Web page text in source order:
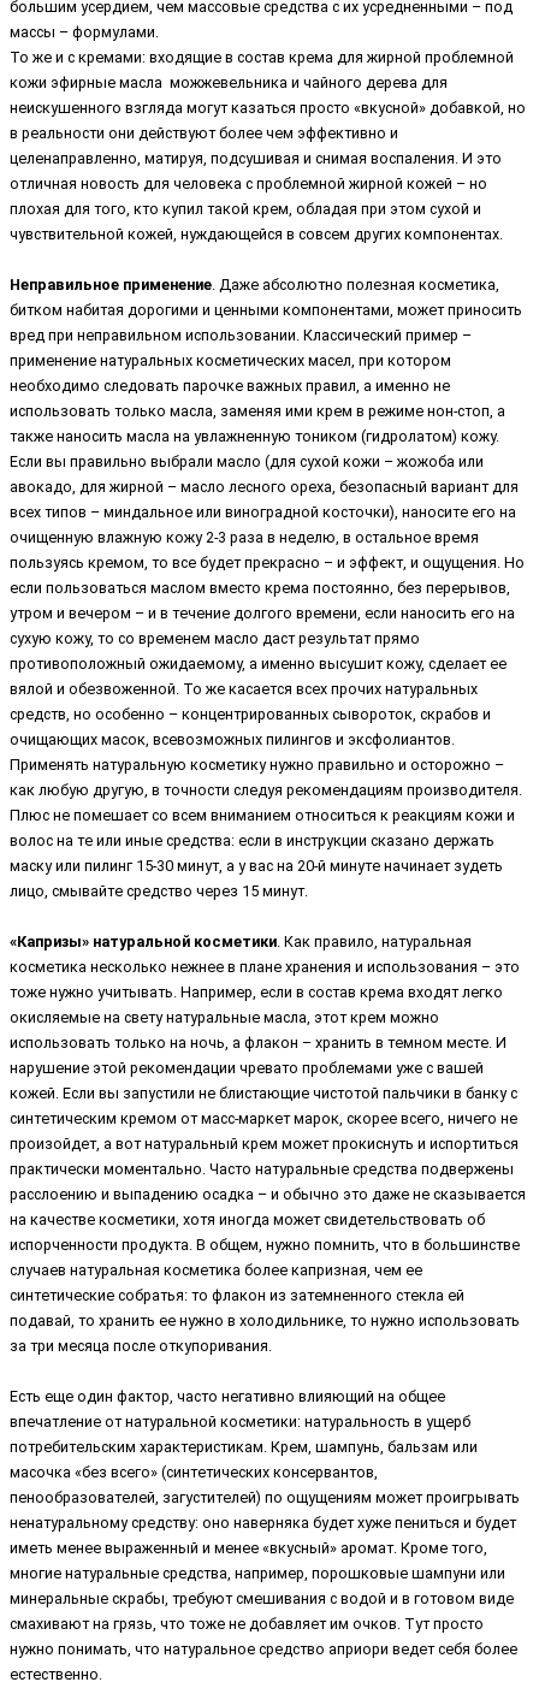
большим усердием, чем массовые средства с их усредненными – под
массы – формулами.
То же и с кремами: входящие в состав крема для жирной проблемной
кожи эфирные масла можжевельника и чайного дерева для
неискушенного взгляда могут казаться просто «вкусной» добавкой, но
в реальности они действуют более чем эффективно и
целенаправленно, матируя, подсушивая и снимая воспаления. И это
отличная новость для человека с проблемной жирной кожей – но
плохая для того, кто купил такой крем, обладая при этом сухой и
чувствительной кожей, нуждающейся в совсем других компонентах.
Неправильное применение . Даже абсолютно полезная косметика,
битком набитая дорогими и ценными компонентами, может приносить
вред при неправильном использовании. Классический пример –
применение натуральных косметических масел, при котором
необходимо следовать парочке важных правил, а именно не
использовать только масла, заменяя ими крем в режиме нон-стоп, а
также наносить масла на увлажненную тоником (гидролатом) кожу.
Если вы правильно выбрали масло (для сухой кожи – жожоба или
авокадо, для жирной – масло лесного ореха, безопасный вариант для
всех типов – миндальное или виноградной косточки), наносите его на
очищенную влажную кожу 2-3 раза в неделю, в остальное время
пользуясь кремом, то все будет прекрасно – и эффект, и ощущения. Но
если пользоваться маслом вместо крема постоянно, без перерывов,
утром и вечером – и в течение долгого времени, если наносить его на
сухую кожу, то со временем масло даст результат прямо
противоположный ожидаемому, а именно высушит кожу, сделает ее
вялой и обезвоженной. То же касается всех прочих натуральных
средств, но особенно – концентрированных сывороток, скрабов и
очищающих масок, всевозможных пилингов и эксфолиантов.
Применять натуральную косметику нужно правильно и осторожно –
как любую другую, в точности следуя рекомендациям производителя.
Плюс не помешает со всем вниманием относиться к реакциям кожи и
волос на те или иные средства: если в инструкции сказано держать
маску или пилинг 15-30 минут, а у вас на 20-й минуте начинает зудеть
лицо, смывайте средство через 15 минут.
«Капризы» натуральной косметики . Как правило, натуральная
косметика несколько нежнее в плане хранения и использования – это
тоже нужно учитывать. Например, если в состав крема входят легко
окисляемые на свету натуральные масла, этот крем можно
использовать только на ночь, а флакон – хранить в темном месте. И
нарушение этой рекомендации чревато проблемами уже с вашей
кожей. Если вы запустили не блистающие чистотой пальчики в банку с
синтетическим кремом от масс-маркет марок, скорее всего, ничего не
произойдет, а вот натуральный крем может прокиснуть и испортиться
практически моментально. Часто натуральные средства подвержены
расслоению и выпадению осадка – и обычно это даже не сказывается
на качестве косметики, хотя иногда может свидетельствовать об
испорченности продукта. В общем, нужно помнить, что в большинстве
случаев натуральная косметика более капризная, чем ее
синтетические собратья: то флакон из затемненного стекла ей
подавай, то хранить ее нужно в холодильнике, то нужно использовать
за три месяца после откупоривания.
Есть еще один фактор, часто негативно влияющий на общее
впечатление от натуральной косметики: натуральность в ущерб
потребительским характеристикам. Крем, шампунь, бальзам или
масочка «без всего» (синтетических консервантов,
пенообразователей, загустителей) по ощущениям может проигрывать
ненатуральному средству: оно наверняка будет хуже пениться и будет
иметь менее выраженный и менее «вкусный» аромат. Кроме того,
многие натуральные средства, например, порошковые шампуни или
минеральные скрабы, требуют смешивания с водой и в готовом виде
смахивают на грязь, что тоже не добавляет им очков. Тут просто
нужно понимать, что натуральное средство априори ведет себя более
естественно.